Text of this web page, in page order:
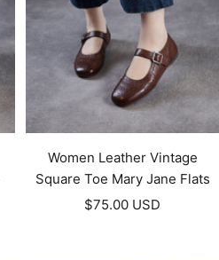
Women Leather Vintage
Square Toe Mary Jane Flats
Prezzo
$75.00 USD